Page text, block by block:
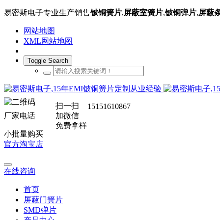
易密斯电子专业生产销售铍铜簧片,屏蔽室簧片,铍铜弹片,屏蔽
网站地图
XML网站地图
Toggle Search
扫一扫
加微信
免费拿样
15151610867
厂家电话
小批量购买
官方淘宝店
在线咨询
首页
屏蔽门簧片
SMD弹片